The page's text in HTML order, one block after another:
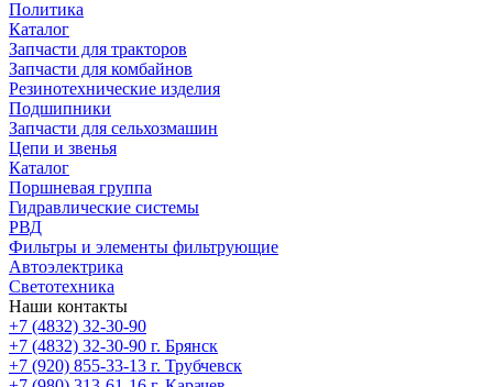
Политика
Каталог
Запчасти для тракторов
Запчасти для комбайнов
Резинотехнические изделия
Подшипники
Запчасти для сельхозмашин
Цепи и звенья
Каталог
Поршневая группа
Гидравлические системы
РВД
Фильтры и элементы фильтрующие
Автоэлектрика
Светотехника
Наши контакты
+7 (4832) 32-30-90
+7 (4832) 32-30-90 г. Брянск
+7 (920) 855-33-13 г. Трубчевск